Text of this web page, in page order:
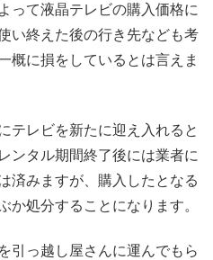
って液晶テレビの購入価格に
い終えた後の行き先なども考
概に損をしているとは言えま
テレビを新たに迎え入れると
ンタル期間終了後には業者に
済みますが、購入したとなる
か処分することになります。
引っ越し屋さんに運んでもら